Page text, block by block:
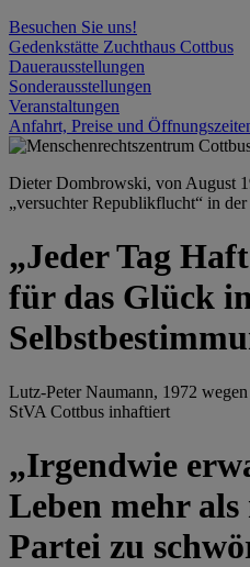
Besuchen Sie uns!
Gedenkstätte Zuchthaus Cottbus
Dauerausstellungen
Sonderausstellungen
Veranstaltungen
Anfahrt, Preise und
Dieter Dombrowski, von August
„versuchter Republikflucht“ in
„Jeder Tag
für das Glück
Lutz-Peter Naumann, 1972
StVA Cottbus inhaftiert
„Irgendwie
Leben mehr
Partei zu